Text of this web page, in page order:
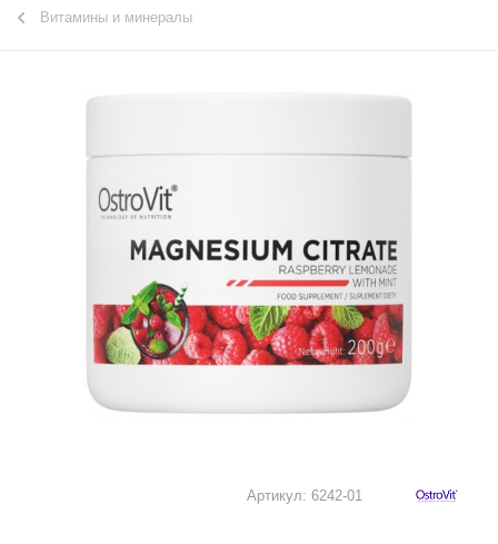
Витамины и минералы
Артикул: 6242-01